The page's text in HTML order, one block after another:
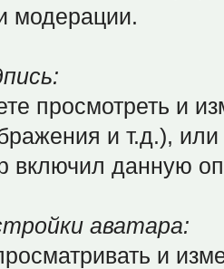
модерации.
просмотреть и
и т.д.),
включил данную
аватара:
и